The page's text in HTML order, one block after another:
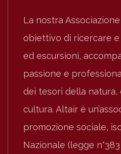
La nostra
obiettivo di ricercare
ed escursioni,
passione e
dei tesori della natura,
cultura. Altair è
promozione sociale,
Nazionale (legge